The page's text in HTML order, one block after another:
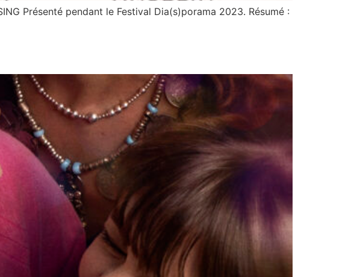
Présenté pendant le Festival Dia(s)porama 2023. Résumé :